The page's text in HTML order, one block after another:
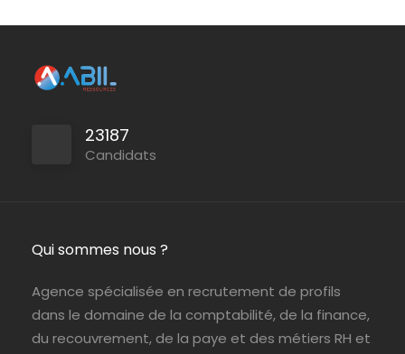
Palaiseau ABIL Ressources
Le Chesnay-Rocquencourt ABIL Ressources CDI
23187
Candidats
Qui sommes nous ?
Agence spécialisée en recrutement de profils
dans le domaine de la comptabilité, de la finance,
du recouvrement, de la paye et des métiers RH et